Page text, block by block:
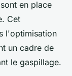
en place
Cet
l'optimisation
un cadre de
le gaspillage.